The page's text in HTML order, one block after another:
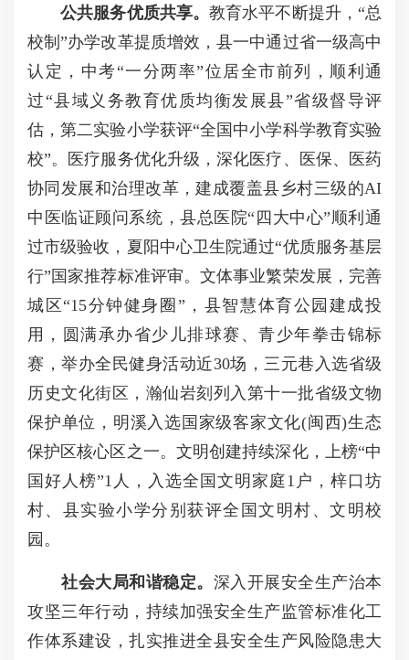
公共服务优质共享。教育水平不断提升，“总
校制”办学改革提质增效，县一中通过省一级高中
认定，中考“一分两率”位居全市前列，顺利通
过“县域义务教育优质均衡发展县”省级督导评
估，第二实验小学获评“全国中小学科学教育实验
校”。医疗服务优化升级，深化医疗、医保、医药
协同发展和治理改革，建成覆盖县乡村三级的AI
中医临证顾问系统，县总医院“四大中心”顺利通
过市级验收，夏阳中心卫生院通过“优质服务基层
行”国家推荐标准评审。文体事业繁荣发展，完善
城区“15分钟健身圈”，县智慧体育公园建成投
用，圆满承办省少儿排球赛、青少年拳击锦标
赛，举办全民健身活动近30场，三元巷入选省级
历史文化街区，瀚仙岩刻列入第十一批省级文物
保护单位，明溪入选国家级客家文化(闽西)生态
保护区核心区之一。文明创建持续深化，上榜“中
国好人榜”1人，入选全国文明家庭1户，梓口坊
村、县实验小学分别获评全国文明村、文明校
园。
社会大局和谐稳定。 深入开展安全生产治本
攻坚三年行动，持续加强安全生产监管标准化工
作体系建设，扎实推进全县安全生产风险隐患大